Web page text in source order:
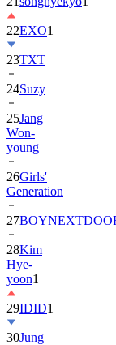
23TXT
24Suzy
25Jang
Won-
young
26Girls'
Generation
27BOYNEXTDOOR
28Kim
Hye-
yoon1
29IDID
30Jung
Hae-
in